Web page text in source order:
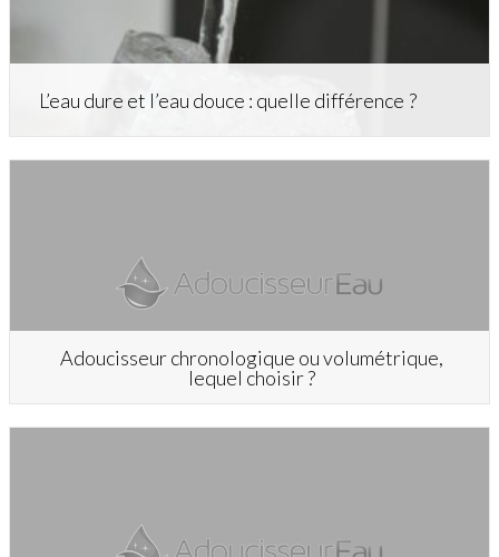
L’eau dure et l’eau douce : quelle différence ?
Adoucisseur chronologique ou volumétrique,
lequel choisir ?